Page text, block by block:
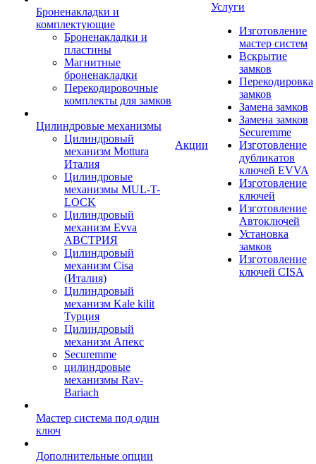
Броненакладки и
комплектующие
Броненакладки и
пластины
Магнитные
броненакладки
Перекодировочные
комплекты для замков
Цилиндровые механизмы
Цилиндровый
механизм Mottura
Италия
Цилиндровые
механизмы MUL-T-
LOCK
Цилиндровый
механизм Evva
АВСТРИЯ
Цилиндровый
механизм Cisa
(Италия)
Цилиндровый
механизм Kale kilit
Турция
Цилиндровый
механизм Апекс
Securemme
цилиндровые
механизмы Rav-
Bariach
Мастер система под один
ключ
Дополнительные опции
Акции
Услуги
Изготовление
мастер систем
Вскрытие
замков
Перекодировка
замков
Замена замков
Замена замков
Securemme
Изготовление
дубликатов
ключей EVVA
Изготовление
ключей
Изготовление
Автоключей
Установка
замков
Изготовление
ключей CISA